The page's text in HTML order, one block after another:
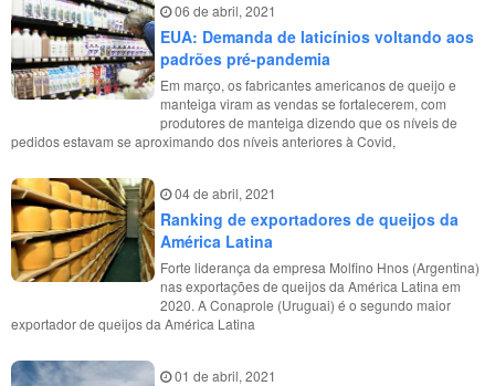
06 de abril, 2021
EUA: Demanda de laticínios voltando aos
padrões pré-pandemia
Em março, os fabricantes americanos de queijo e
manteiga viram as vendas se fortalecerem, com
produtores de manteiga dizendo que os níveis de
pedidos estavam se aproximando dos níveis anteriores à Covid,
04 de abril, 2021
Ranking de exportadores de queijos da
América Latina
​​​​​​​Forte liderança da empresa Molfino Hnos (Argentina)
nas exportações de queijos da América Latina em
2020. A Conaprole (Uruguai) é o segundo maior
exportador de queijos da América Latina
01 de abril, 2021